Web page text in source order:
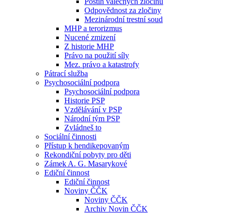
Odpovědnost za zločiny
Mezinárodní trestní soud
MHP a terorizmus
Nucené zmizení
Z historie MHP
Právo na použití síly
Mez. právo a katastrofy
Pátrací služba
Psychosociální podpora
Psychosociální podpora
Historie PSP
Vzdělávání v PSP
Národní tým PSP
Zvládneš to
Sociální činnosti
Přístup k hendikepovaným
Rekondiční pobyty pro děti
Zámek A. G. Masarykové
Ediční činnost
Ediční činnost
Noviny ČČK
Noviny ČČK
Archiv Novin ČČK